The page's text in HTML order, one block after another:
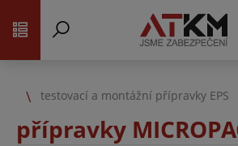
testovací a montážní přípravky EPS
přípravky